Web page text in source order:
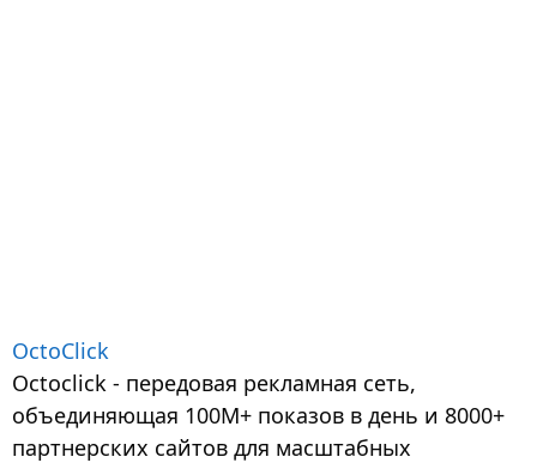
OctoClick
Octoclick - передовая рекламная сеть,
объединяющая 100М+ показов в день и 8000+
партнерских сайтов для масштабных